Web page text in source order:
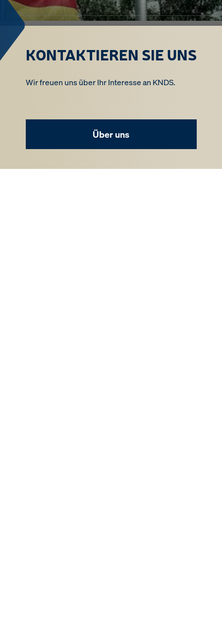
KONTAKTIEREN SIE UNS
Wir freuen uns über Ihr Interesse an KNDS.
Über uns